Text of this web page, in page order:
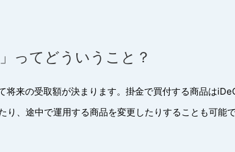
ってどういうこと？
来の受取額が決まります。掛金で買付する商品は
、途中で運用する商品を変更したりすることも可能で